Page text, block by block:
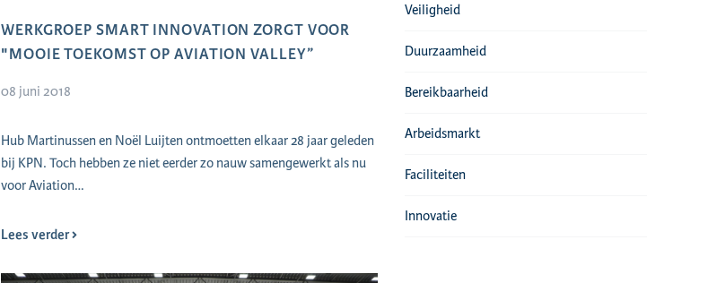
WERKGROEP SMART INNOVATION ZORGT VOOR
"MOOIE TOEKOMST OP AVIATION VALLEY”
08 juni 2018
Hub Martinussen en Noël Luijten ontmoetten elkaar 28 jaar geleden
bij KPN. Toch hebben ze niet eerder zo nauw samengewerkt als nu
voor Aviation…
Lees verder
Veiligheid
Duurzaamheid
Bereikbaarheid
Arbeidsmarkt
Faciliteiten
Innovatie